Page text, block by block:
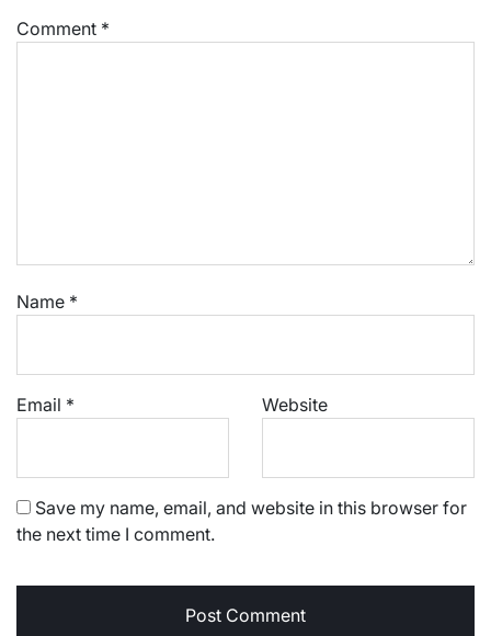
Comment *
Name *
Email * Website
Save my name, email, and website in this browser for
the next time I comment.